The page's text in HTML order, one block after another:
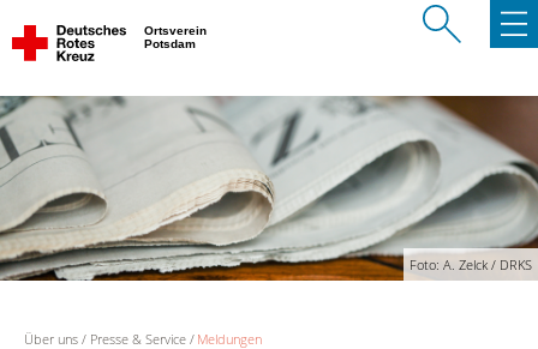
Ortsverein
Potsdam
Foto: A. Zelck / DRKS
Über uns Presse & Service Meldungen